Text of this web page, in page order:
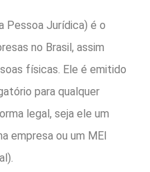
Pessoa Jurídica) é o
no Brasil, assim
físicas. Ele é emitido
para qualquer
legal, seja ele um
empresa ou um MEI